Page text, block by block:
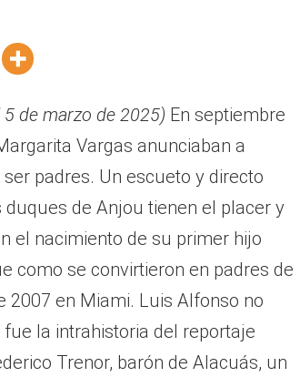
de marzo de 2025) En septiembre
Vargas anunciaban a
padres. Un escueto y directo
de Anjou tienen el placer y
el nacimiento de su primer hijo
como se convirtieron en padres de
2007 en Miami. Luis Alfonso no
la intrahistoria del reportaje
Trenor, barón de Alacuás, un